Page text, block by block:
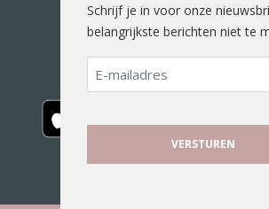
Schrijf je in voor onze
belangrijkste berichten niet te
E-
mailadres